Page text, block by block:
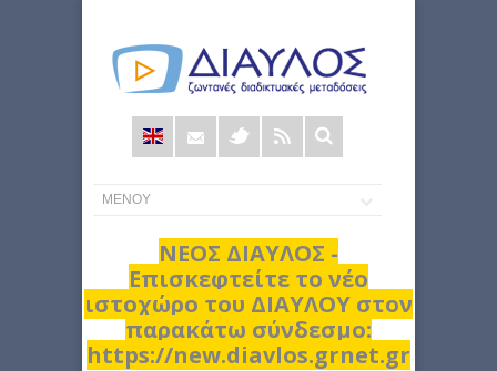
Φόρμα
αναζήτησης
ΝΕΟΣ ΔΙΑΥΛΟΣ -
Επισκεφτείτε το νέο
ιστοχώρο του ΔΙΑΥΛΟΥ στον
παρακάτω σύνδεσμο:
https://new.diavlos.grnet.gr